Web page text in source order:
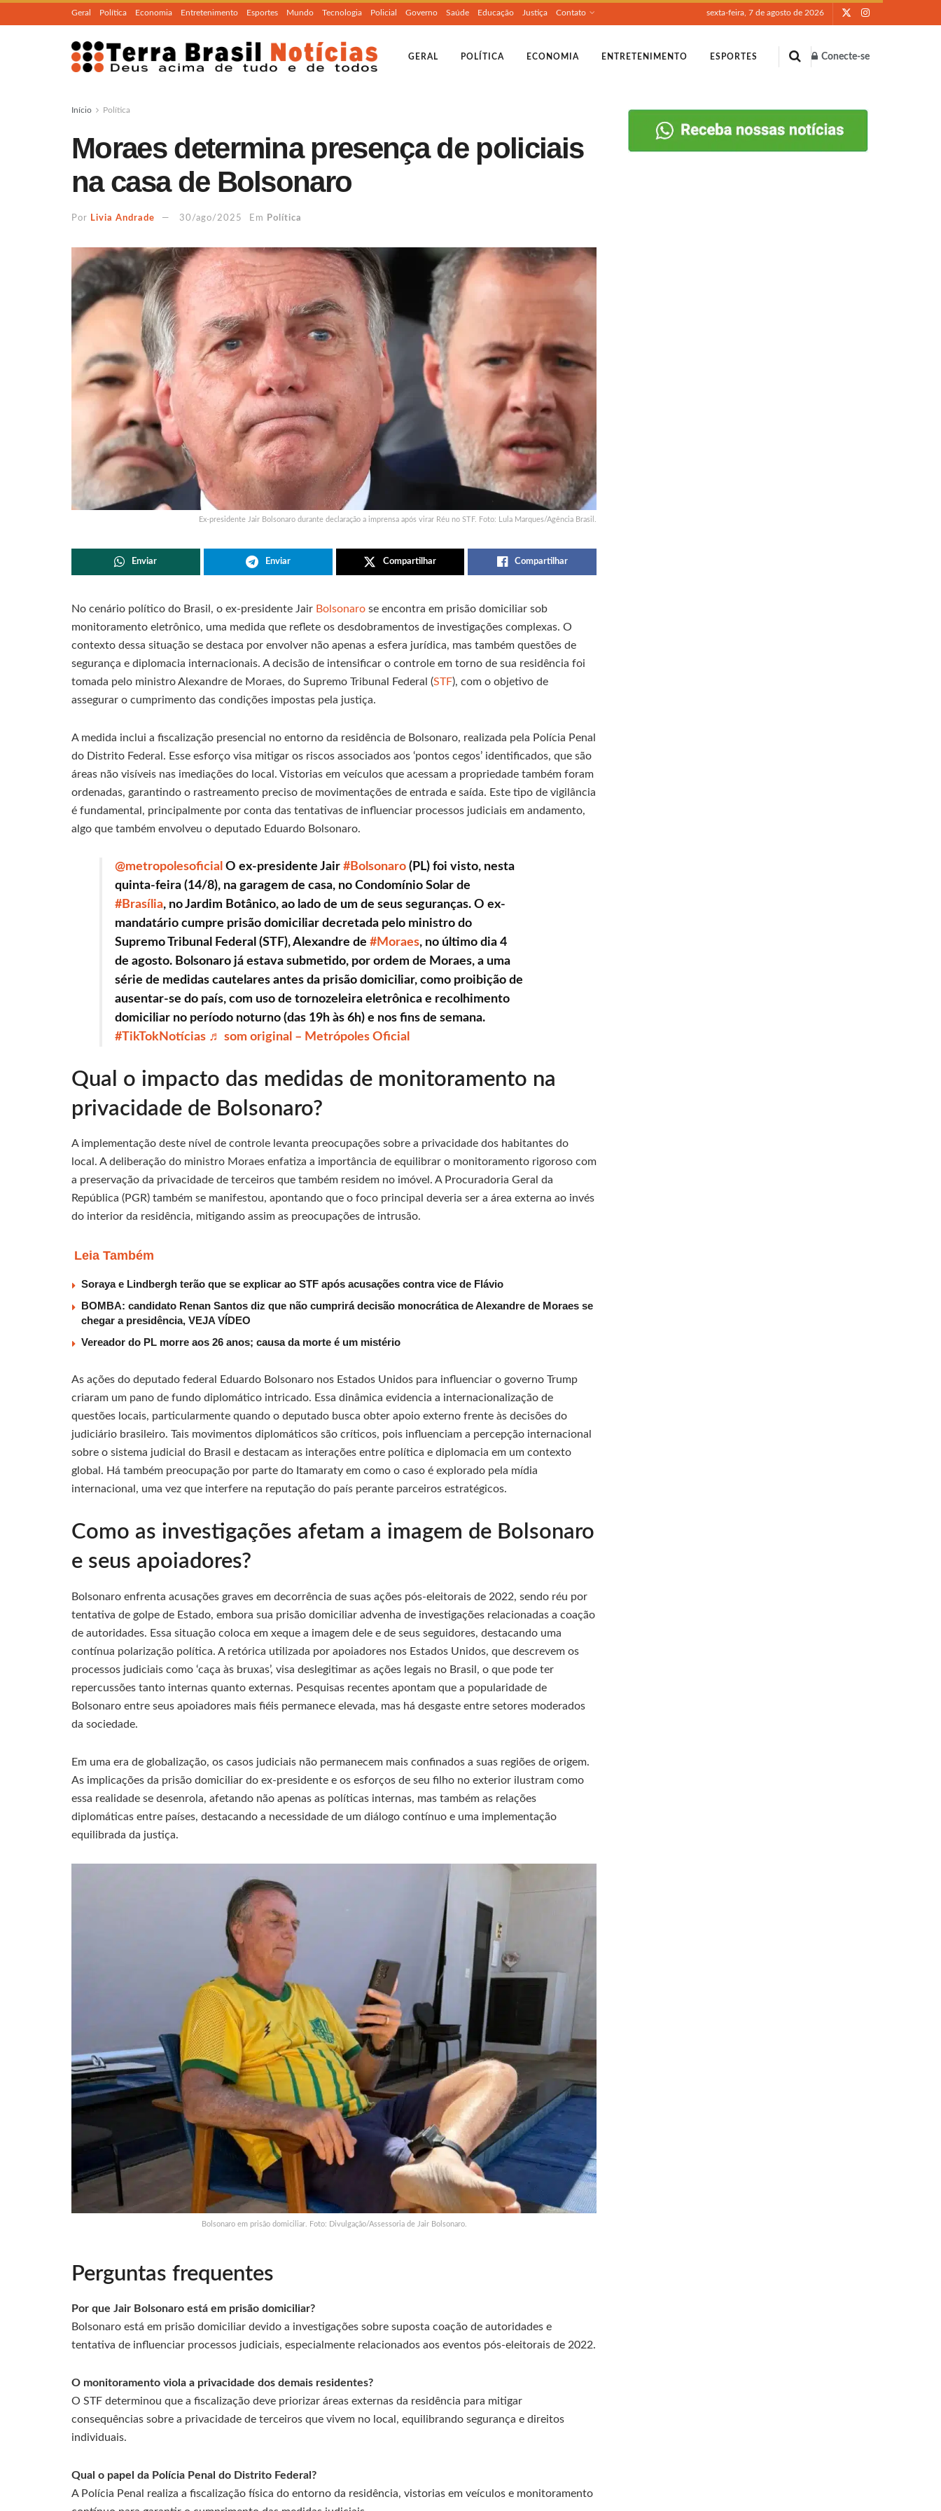
Geral Política Economia Entretenimento Esportes Mundo Tecnologia Policial Governo Saúde Educação Justiça Contato sexta-feira, 7 de agosto de 2026
GERAL POLÍTICA ECONOMIA ENTRETENIMENTO ESPORTES Conecte-se
Início Política
Moraes determina presença de policiais
na casa de Bolsonaro
Por Livia Andrade 30/ago/2025 Em Política
Ex-presidente Jair Bolsonaro durante declaração a imprensa após virar Réu no STF. Foto: Lula Marques/Agência Brasil.
Enviar Enviar Compartilhar Compartilhar
No cenário político do Brasil, o ex-presidente Jair Bolsonaro se encontra em prisão domiciliar sob
monitoramento eletrônico, uma medida que reflete os desdobramentos de investigações complexas. O
contexto dessa situação se destaca por envolver não apenas a esfera jurídica, mas também questões de
segurança e diplomacia internacionais. A decisão de intensificar o controle em torno de sua residência foi
tomada pelo ministro Alexandre de Moraes, do Supremo Tribunal Federal (STF), com o objetivo de
assegurar o cumprimento das condições impostas pela justiça.
A medida inclui a fiscalização presencial no entorno da residência de Bolsonaro, realizada pela Polícia Penal
do Distrito Federal. Esse esforço visa mitigar os riscos associados aos ‘pontos cegos’ identificados, que são
áreas não visíveis nas imediações do local. Vistorias em veículos que acessam a propriedade também foram
ordenadas, garantindo o rastreamento preciso de movimentações de entrada e saída. Este tipo de vigilância
é fundamental, principalmente por conta das tentativas de influenciar processos judiciais em andamento,
algo que também envolveu o deputado Eduardo Bolsonaro.
@metropolesoficial O ex-presidente Jair #Bolsonaro (PL) foi visto, nesta
quinta-feira (14/8), na garagem de casa, no Condomínio Solar de
#Brasília, no Jardim Botânico, ao lado de um de seus seguranças. O ex-
mandatário cumpre prisão domiciliar decretada pelo ministro do
Supremo Tribunal Federal (STF), Alexandre de #Moraes, no último dia 4
de agosto. Bolsonaro já estava submetido, por ordem de Moraes, a uma
série de medidas cautelares antes da prisão domiciliar, como proibição de
ausentar-se do país, com uso de tornozeleira eletrônica e recolhimento
domiciliar no período noturno (das 19h às 6h) e nos fins de semana.
#TikTokNotícias ♬ som original – Metrópoles Oficial
Qual o impacto das medidas de monitoramento na
privacidade de Bolsonaro?
A implementação deste nível de controle levanta preocupações sobre a privacidade dos habitantes do
local. A deliberação do ministro Moraes enfatiza a importância de equilibrar o monitoramento rigoroso com
a preservação da privacidade de terceiros que também residem no imóvel. A Procuradoria Geral da
República (PGR) também se manifestou, apontando que o foco principal deveria ser a área externa ao invés
do interior da residência, mitigando assim as preocupações de intrusão.
Leia Também
Soraya e Lindbergh terão que se explicar ao STF após acusações contra vice de Flávio
BOMBA: candidato Renan Santos diz que não cumprirá decisão monocrática de Alexandre de Moraes se
chegar a presidência, VEJA VÍDEO
Vereador do PL morre aos 26 anos; causa da morte é um mistério
As ações do deputado federal Eduardo Bolsonaro nos Estados Unidos para influenciar o governo Trump
criaram um pano de fundo diplomático intricado. Essa dinâmica evidencia a internacionalização de
questões locais, particularmente quando o deputado busca obter apoio externo frente às decisões do
judiciário brasileiro. Tais movimentos diplomáticos são críticos, pois influenciam a percepção internacional
sobre o sistema judicial do Brasil e destacam as interações entre política e diplomacia em um contexto
global. Há também preocupação por parte do Itamaraty em como o caso é explorado pela mídia
internacional, uma vez que interfere na reputação do país perante parceiros estratégicos.
Como as investigações afetam a imagem de Bolsonaro
e seus apoiadores?
Bolsonaro enfrenta acusações graves em decorrência de suas ações pós-eleitorais de 2022, sendo réu por
tentativa de golpe de Estado, embora sua prisão domiciliar advenha de investigações relacionadas a coação
de autoridades. Essa situação coloca em xeque a imagem dele e de seus seguidores, destacando uma
contínua polarização política. A retórica utilizada por apoiadores nos Estados Unidos, que descrevem os
processos judiciais como ‘caça às bruxas’, visa deslegitimar as ações legais no Brasil, o que pode ter
repercussões tanto internas quanto externas. Pesquisas recentes apontam que a popularidade de
Bolsonaro entre seus apoiadores mais fiéis permanece elevada, mas há desgaste entre setores moderados
da sociedade.
Em uma era de globalização, os casos judiciais não permanecem mais confinados a suas regiões de origem.
As implicações da prisão domiciliar do ex-presidente e os esforços de seu filho no exterior ilustram como
essa realidade se desenrola, afetando não apenas as políticas internas, mas também as relações
diplomáticas entre países, destacando a necessidade de um diálogo contínuo e uma implementação
equilibrada da justiça.
Bolsonaro em prisão domiciliar. Foto: Divulgação/Assessoria de Jair Bolsonaro.
Perguntas frequentes
Por que Jair Bolsonaro está em prisão domiciliar?
Bolsonaro está em prisão domiciliar devido a investigações sobre suposta coação de autoridades e
tentativa de influenciar processos judiciais, especialmente relacionados aos eventos pós-eleitorais de 2022.
O monitoramento viola a privacidade dos demais residentes?
O STF determinou que a fiscalização deve priorizar áreas externas da residência para mitigar
consequências sobre a privacidade de terceiros que vivem no local, equilibrando segurança e direitos
individuais.
Qual o papel da Polícia Penal do Distrito Federal?
A Polícia Penal realiza a fiscalização física do entorno da residência, vistorias em veículos e monitoramento